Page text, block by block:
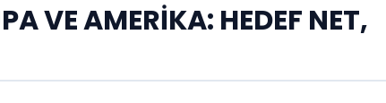
VE AMERİKA: HEDEF NET,